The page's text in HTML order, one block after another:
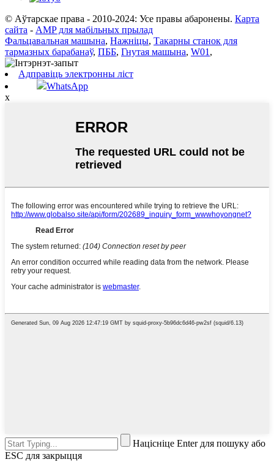
© Аўтарскае права - 2010-2024: Усе правы абаронены. Карта
сайта - AMP для мабільных прылад
Фальцавальная машына, Нажніцы, Такарны станок для
тармазных барабанаў, ПББ, Гнутая машына, W01 ,
Адправіць электронны ліст
WhatsApp
x
Націсніце Enter для пошуку або
ESC для закрыцця